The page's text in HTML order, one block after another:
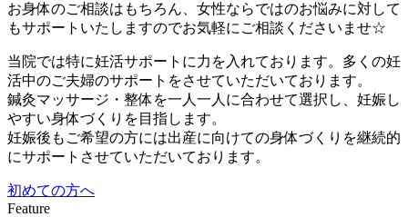
お身体のご相談はもちろん、女性ならではのお悩みに対して
もサポートいたしますのでお気軽にご相談くださいませ☆
当院では特に妊活サポートに力を入れております。多くの妊
活中のご夫婦のサポートをさせていただいております。
鍼灸マッサージ・整体を一人一人に合わせて選択し、妊娠し
やすい身体づくりを目指します。
妊娠後もご希望の方には出産に向けての身体づくりを継続的
にサポートさせていただいております。
初めての方へ
Feature